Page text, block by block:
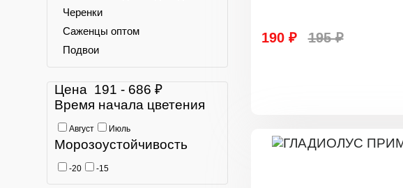
Черенки
Саженцы оптом
Подвои
Цена 191 - 686 ₽
Время начала цветения
Август Июль
Морозоустойчивость
-20 -15
190 ₽ 195 ₽